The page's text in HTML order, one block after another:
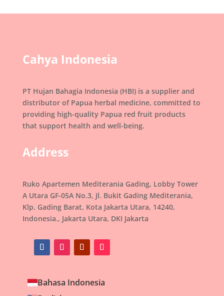
Cahya Indonesia
PT Hujan Bahagia Indonesia (HBI) is a supplier and
distributor of Papua herbal medicine, committed to
providing high-quality Papua red fruit products
that support health and well-being.
Address
Ruko Apartemen Mediterania Gading, Lobby Tower
A Utara GF-05A No.3, Jl. Bukit Gading Mediterania,
Klp. Gading Barat, Kota Jakarta Utara, 14240,
Indonesia., Jakarta Utara, DKI Jakarta
Bahasa Indonesia